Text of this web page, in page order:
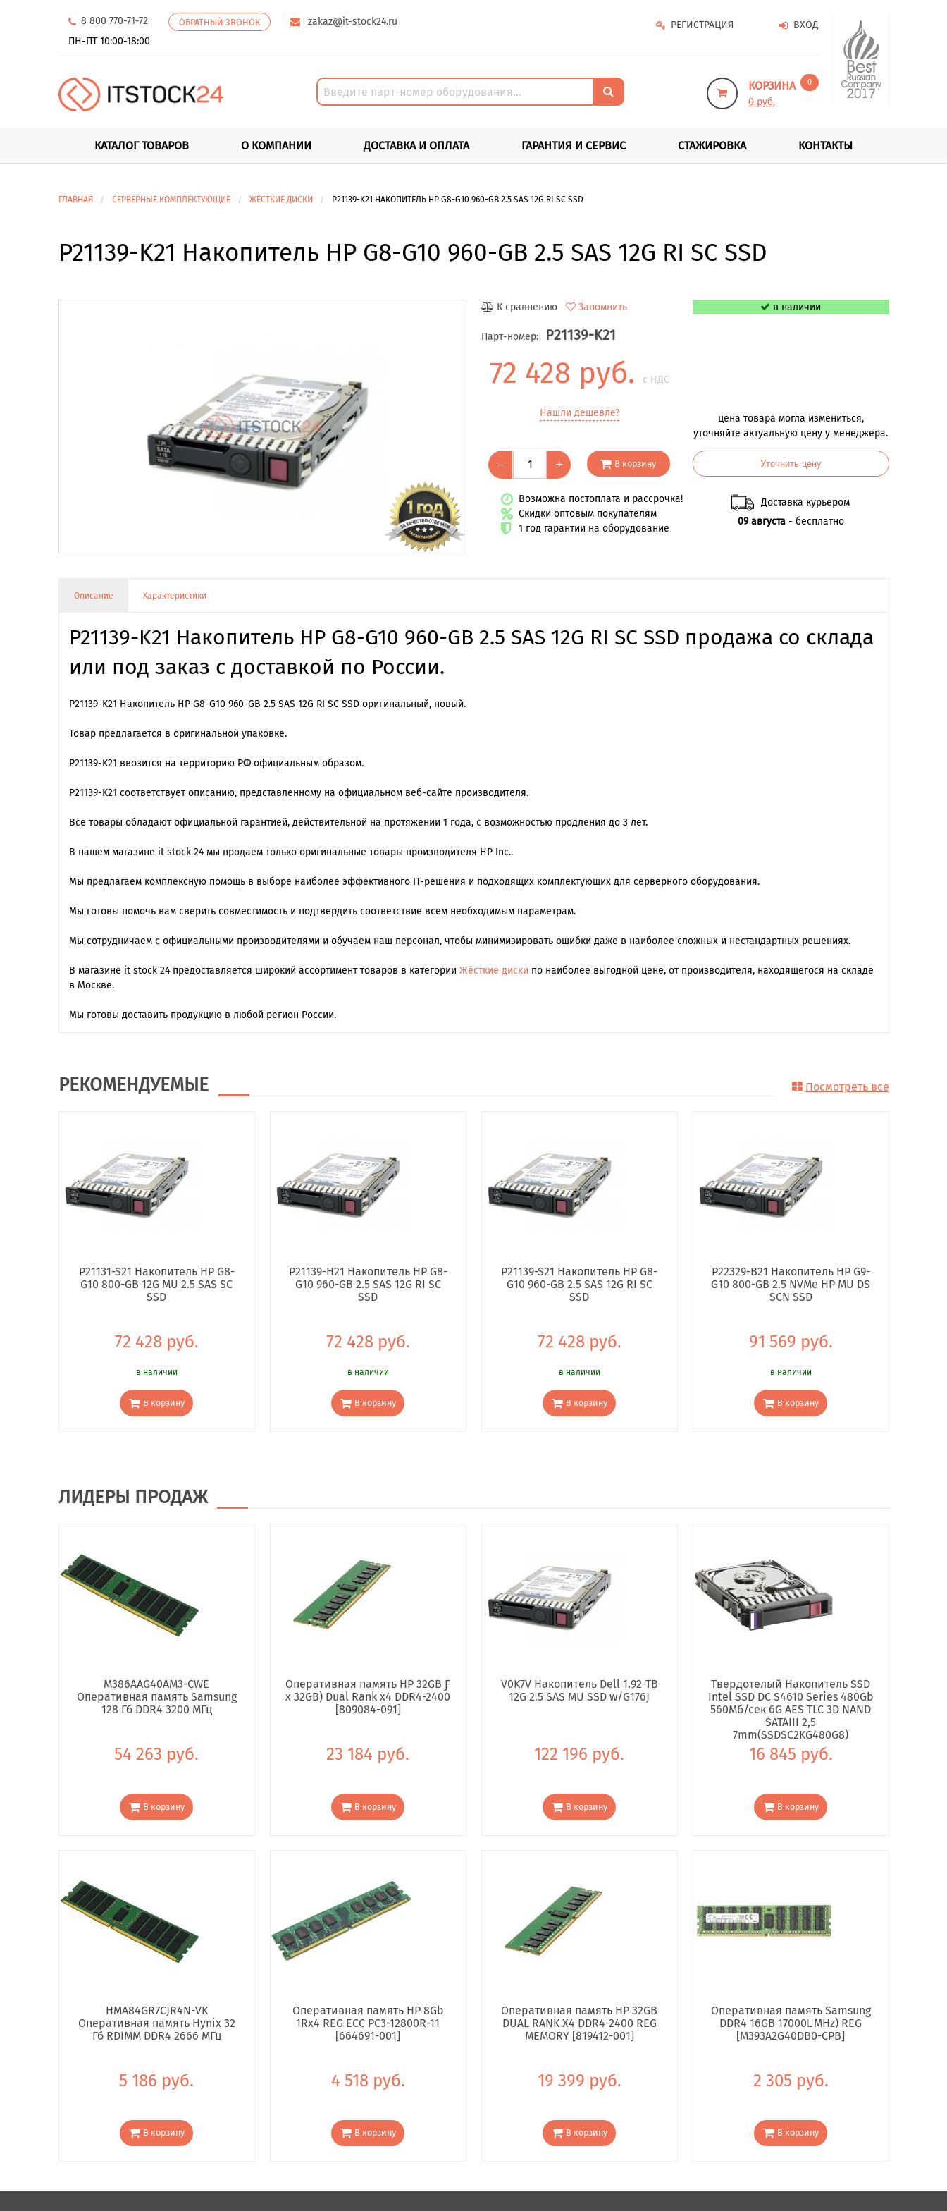
8 800 770-71-72 ОБРАТНЫЙ ЗВОНОК
zakaz@it-stock24.ru
ПН-ПТ 10:00-18:00
ВХОД
РЕГИСТРАЦИЯ
КОРЗИНА 0
0 руб.
КАТАЛОГ ТОВАРОВ О КОМПАНИИ ДОСТАВКА И ОПЛАТА ГАРАНТИЯ И СЕРВИС СТАЖИРОВКА КОНТАКТЫ
ГЛАВНАЯ СЕРВЕРНЫЕ КОМПЛЕКТУЮЩИЕ ЖЁСТКИЕ ДИСКИ P21139-K21 НАКОПИТЕЛЬ HP G8-G10 960-GB 2.5 SAS 12G RI SC SSD
P21139-K21 Накопитель HP G8-G10 960-GB 2.5 SAS 12G RI SC SSD
К сравнению Запомнить
Парт-номер: P21139-K21
72 428 руб. с НДС
Нашли дешевле?
– + В корзину
Возможна постоплата и рассрочка!
Скидки оптовым покупателям
1 год гарантии на оборудование
в наличии
цена товара могла измениться,
уточняйте актуальную цену у менеджера.
Уточнить цену
Доставка курьером
09 августа- бесплатно
Описание Характеристики
P21139-K21 Накопитель HP G8-G10 960-GB 2.5 SAS 12G RI SC SSD продажа со склада
или под заказ с доставкой по России.
P21139-K21 Накопитель HP G8-G10 960-GB 2.5 SAS 12G RI SC SSD оригинальный, новый.
Товар предлагается в оригинальной упаковке.
P21139-K21 ввозится на территорию РФ официальным образом.
P21139-K21 cоответствует описанию, представленному на официальном веб-сайте производителя.
Все товары обладают официальной гарантией, действительной на протяжении 1 года, с возможностью продления до 3 лет.
В нашем магазине it stock 24 мы продаем только оригинальные товары производителя HP Inc..
Мы предлагаем комплексную помощь в выборе наиболее эффективного IT-решения и подходящих комплектующих для серверного оборудования.
Мы готовы помочь вам сверить совместимость и подтвердить соответствие всем необходимым параметрам.
Мы сотрудничаем с официальными производителями и обучаем наш персонал, чтобы минимизировать ошибки даже в наиболее сложных и нестандартных решениях.
В магазине it stock 24 предоставляется широкий ассортимент товаров в категории Жёсткие диски по наиболее выгодной цене, от производителя, находящегося на складе
в Москве.
Мы готовы доставить продукцию в любой регион России.
РЕКОМЕНДУЕМЫЕ Посмотреть все
P21131-S21 Накопитель HP G8-
G10 800-GB 12G MU 2.5 SAS SC
SSD
72 428 руб.
в наличии
В корзину
P21139-H21 Накопитель HP G8-
G10 960-GB 2.5 SAS 12G RI SC
SSD
72 428 руб.
в наличии
В корзину
P21139-S21 Накопитель HP G8-
G10 960-GB 2.5 SAS 12G RI SC
SSD
72 428 руб.
в наличии
В корзину
P22329-B21 Накопитель HP G9-
G10 800-GB 2.5 NVMe HP MU DS
SCN SSD
91 569 руб.
в наличии
В корзину
ЛИДЕРЫ ПРОДАЖ
M386AAG40AM3-CWE
Оперативная память Samsung
128 Гб DDR4 3200 МГц
54 263 руб.
В корзину
Оперативная память HP 32GB Ƒ
x 32GB) Dual Rank x4 DDR4-2400
[809084-091]
23 184 руб.
В корзину
V0K7V Накопитель Dell 1.92-TB
12G 2.5 SAS MU SSD w/G176J
122 196 руб.
В корзину
Твердотелый Накопитель SSD
Intel SSD DC S4610 Series 480Gb
560Мб/сек 6G AES TLC 3D NAND
SATAIII 2,5
7mm(SSDSC2KG480G8)
16 845 руб.
В корзину
HMA84GR7CJR4N-VK
Оперативная память Hynix 32
Гб RDIMM DDR4 2666 МГц
5 186 руб.
В корзину
Оперативная память HP 8Gb
1Rx4 REG ECC PC3-12800R-11
[664691-001]
4 518 руб.
В корзину
Оперативная память HP 32GB
DUAL RANK X4 DDR4-2400 REG
MEMORY [819412-001]
19 399 руб.
В корзину
Оперативная память Samsung
DDR4 16GB 17000񢋕MHz) REG
[M393A2G40DB0-CPB]
2 305 руб.
В корзину